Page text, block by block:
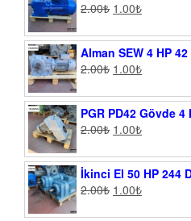
2.00₺ 1.00₺
Alman SEW 4 HP
2.00₺ 1.00₺
PGR PD42 Gövde
2.00₺ 1.00₺
İkinci El 50 HP 244
2.00₺ 1.00₺